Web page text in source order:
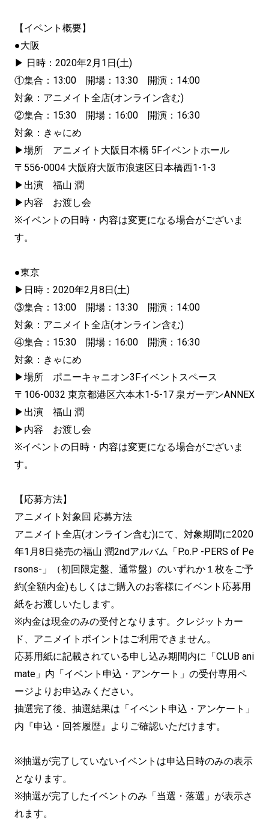
【イベント概要】
●大阪
▶ 日時：2020年2月1日(土)
①集合：13:00 開場：13:30 開演：14:00
対象：アニメイト全店(オンライン含む)
②集合：15:30 開場：16:00 開演：16:30
対象：きゃにめ
▶場所 アニメイト大阪日本橋 5Fイベントホール
〒556-0004 大阪府大阪市浪速区日本橋西1-1-3
▶出演 福山 潤
▶内容 お渡し会
※イベントの日時・内容は変更になる場合がございま
す。
●東京
▶日時：2020年2月8日(土)
③集合：13:00 開場：13:30 開演：14:00
対象：アニメイト全店(オンライン含む)
④集合：15:30 開場：16:00 開演：16:30
対象：きゃにめ
▶場所 ポニーキャニオン3Fイベントスペース
〒106-0032 東京都港区六本木1-5-17 泉ガーデンANNEX
▶出演 福山 潤
▶内容 お渡し会
※イベントの日時・内容は変更になる場合がございま
す。
【応募方法】
アニメイト対象回 応募方法
アニメイト全店(オンライン含む)にて、対象期間に2020
年1月8日発売の福山 潤2ndアルバム「P.o.P -PERS of Pe
rsons-」（初回限定盤、通常盤）のいずれか１枚をご予
約(全額内金)もしくはご購入のお客様にイベント応募用
紙をお渡しいたします。
※内金は現金のみの受付となります。クレジットカー
ド、アニメイトポイントはご利用できません。
応募用紙に記載されている申し込み期間内に「CLUB ani
mate」内「イベント申込・アンケート」の受付専用ペ
ージよりお申込みください。
抽選完了後、抽選結果は「イベント申込・アンケート」
内『申込・回答履歴』よりご確認いただけます。
※抽選が完了していないイベントは申込日時のみの表示
となります。
※抽選が完了したイベントのみ「当選・落選」が表示さ
れます。